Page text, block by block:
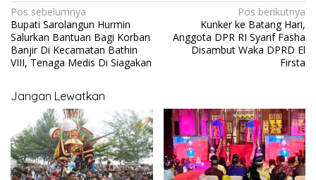
N
a
v
g
s
i
p
Pos sebelumnya
Bupati Sarolangun Hurmin
Salurkan Bantuan Bagi Korban
Banjir Di Kecamatan Bathin
VIII, Tenaga Medis Di Siagakan
Pos berikutnya
Kunker ke Batang Hari,
Anggota DPR RI Syarif Fasha
Disambut Waka DPRD El
Firsta
Jangan Lewatkan